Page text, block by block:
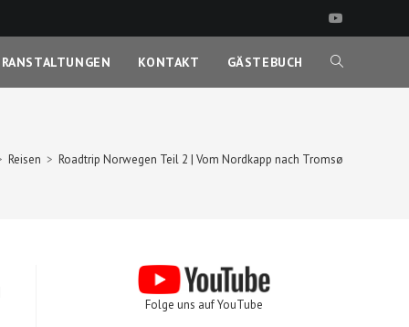
KONTAKT GÄSTEBUCH WEBSITE-
UMSCHALTEN
Reisen > Roadtrip Norwegen Teil 2 | Vom Nordkapp nach Tromsø
Folge uns auf YouTube